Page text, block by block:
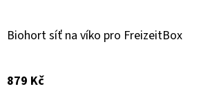
Biohort síť na víko pro FreizeitBox
879 Kč